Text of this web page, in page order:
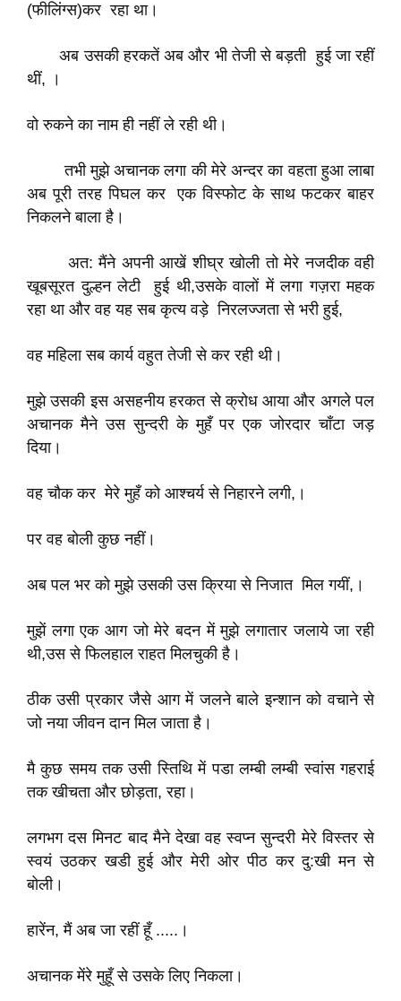
(फीलिंग्स)कर रहा था।
अब उसकी हरकतें अब और भी तेजी से बड़ती हुई जा रहीं
थीं, ।
वो रुकने का नाम ही नहीं ले रही थी।
तभी मुझे अचानक लगा की मेरे अन्दर का वहता हुआ लाबा
अब पूरी तरह पिघल कर एक विस्फोट के साथ फटकर बाहर
निकलने बाला है।
अत: मैंने अपनी आखें शीघ्र खोली तो मेरे नजदीक वही
खूबसूरत दुल्हन लेटी हुई थी,उसके वालों में लगा गज़रा महक
रहा था और वह यह सब कृत्य वड़े निरलज्जता से भरी हुई,
वह महिला सब कार्य वहुत तेजी से कर रही थी।
मुझे उसकी इस असहनीय हरकत से क्रोध आया और अगले पल
अचानक मैने उस सुन्दरी के मुहँ पर एक जोरदार चाँटा जड़
दिया।
वह चौक कर मेरे मुहँ को आश्चर्य से निहारने लगी,।
पर वह बोली कुछ नहीं।
अब पल भर को मुझे उसकी उस क्रिया से निजात मिल गयीं,।
मुझें लगा एक आग जो मेरे बदन में मुझे लगातार जलाये जा रही
थी,उस से फिलहाल राहत मिलचुकी है।
ठीक उसी प्रकार जैसे आग में जलने बाले इन्शान को वचाने से
जो नया जीवन दान मिल जाता है।
मै कुछ समय तक उसी स्तिथि में पडा लम्बी लम्बी स्वांस गहराई
तक खीचता और छोड़ता, रहा।
लगभग दस मिनट बाद मैने देखा वह स्वप्न सुन्दरी मेरे विस्तर से
स्वयं उठकर खडी हुई और मेरी ओर पीठ कर दु:खी मन से
बोली।
हारेंन, मैं अब जा रहीं हूँ .....।
अचानक मेंरे मुहूँ से उसके लिए निकला।